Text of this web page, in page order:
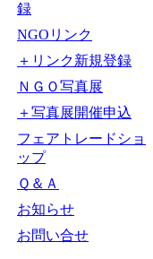
録
NGOリンク
＋リンク新規登録
ＮＧＯ写真展
＋写真展開催申込
フェアトレードショ
ップ
Ｑ＆Ａ
お知らせ
お問い合せ